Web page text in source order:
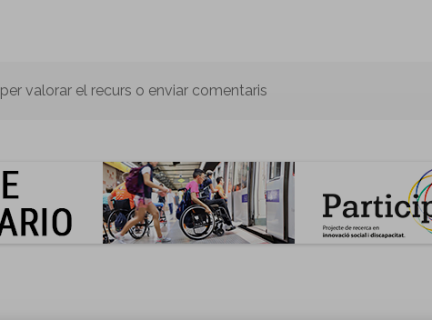
per valorar el recurs o enviar comentaris